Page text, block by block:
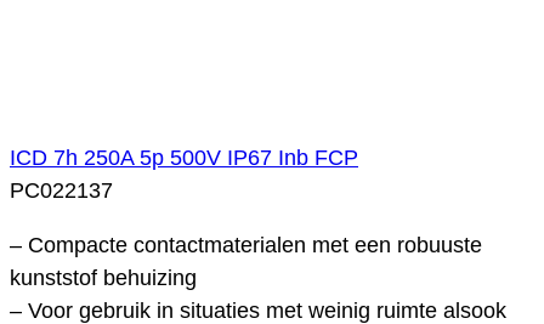
ICD 7h 250A 5p 500V IP67 Inb FCP
PC022137
– Compacte contactmaterialen met een robuuste
kunststof behuizing
– Voor gebruik in situaties met weinig ruimte alsook